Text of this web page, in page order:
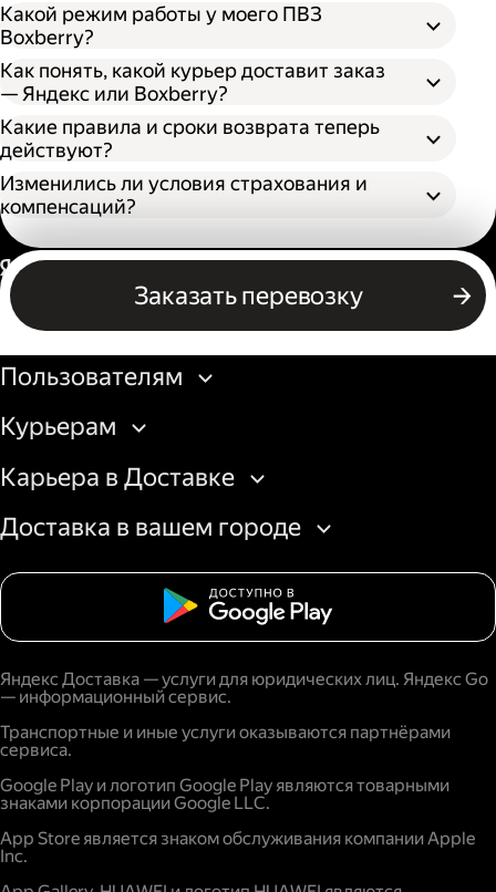
Какой режим работы у моего ПВЗ
Boxberry?
Как понять, какой курьер доставит заказ
— Яндекс или Boxberry?
Какие правила и сроки возврата теперь
действуют?
Изменились ли условия страхования и
компенсаций?
Заказать перевозку
Россия
Бизнесу
Пользователям
Курьерам
Карьера в Доставке
Доставка в вашем городе
Яндекс Доставка — услуги для юридических лиц. Яндекс Go
— информационный сервис.
Транспортные и иные услуги оказываются партнёрами
сервиса.
Google Play и логотип Google Play являются товарными
знаками корпорации Google LLC.
App Store является знаком обслуживания компании Apple
Inc.